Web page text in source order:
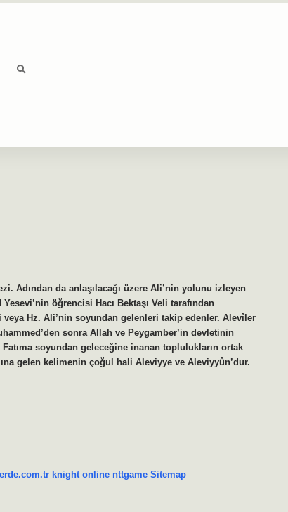
Adından da anlaşılacağı üzere Ali’nin yolunu izleyen
öğrencisi Hacı Bektaşı Veli tarafından
Hz. Ali’nin soyundan gelenleri takip edenler. Alevîler
sonra Allah ve Peygamber’in devletinin
Fatıma soyundan geleceğine inanan toplulukların ortak
gelen kelimenin çoğul hali Aleviyye ve Aleviyyûn’dur.
knight online nttgame Sitemap